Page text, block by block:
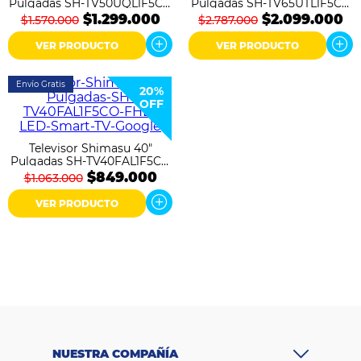
Tecnología
ElectroHogar
Sonido
Combos
Pulgadas SH-TV50UQL1F5CO
4K UHD QLED Smart TV
Google
$1.570.000 $1.299.000
VER PRODUCTO
Pulgadas SH-TV65UTL1F5CO
4K UHD LED Smart TV
Google
$2.787.000 $2.099.000
VER PRODUCTO
Envío Gratis
20%
OFF
Televisor Shimasu 40"
Pulgadas SH-TV40FAL1F5CO
FHD LED Smart TV Google
$1.063.000 $849.000
VER PRODUCTO
NUESTRA COMPAÑÍA